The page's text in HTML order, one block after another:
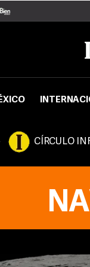
CÍRCULO